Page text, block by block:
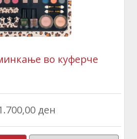
во куферче
ден